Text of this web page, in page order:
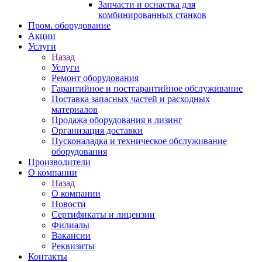
Запчасти и оснастка для
комбинированных станков
Пром. оборудование
Акции
Услуги
Назад
Услуги
Ремонт оборудования
Гарантийное и постгарантийное обслуживание
Поставка запасных частей и расходных
материалов
Продажа оборудования в лизинг
Организация доставки
Пусконаладка и техническое обслуживание
оборудования
Производители
О компании
Назад
О компании
Новости
Сертификаты и лицензии
Филиалы
Вакансии
Реквизиты
Контакты